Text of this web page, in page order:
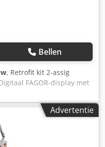
Bellen
, Retrofit kit 2-assig
FAGOR-display met
voor montage van het
Cedpjhcn Efsfx Ad Njrf
Advertentie